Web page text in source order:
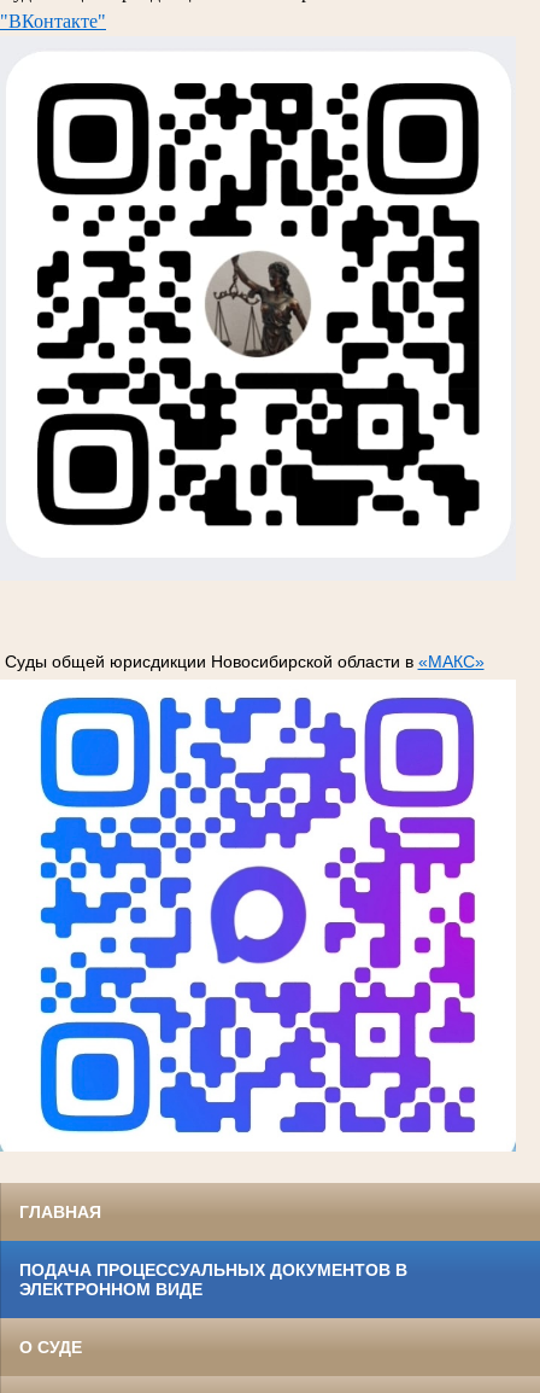
"ВКонтакте"
Суды общей юрисдикции Новосибирской области в «МАКС»
ГЛАВНАЯ
ПОДАЧА ПРОЦЕССУАЛЬНЫХ ДОКУМЕНТОВ В
ЭЛЕКТРОННОМ ВИДЕ
О СУДЕ